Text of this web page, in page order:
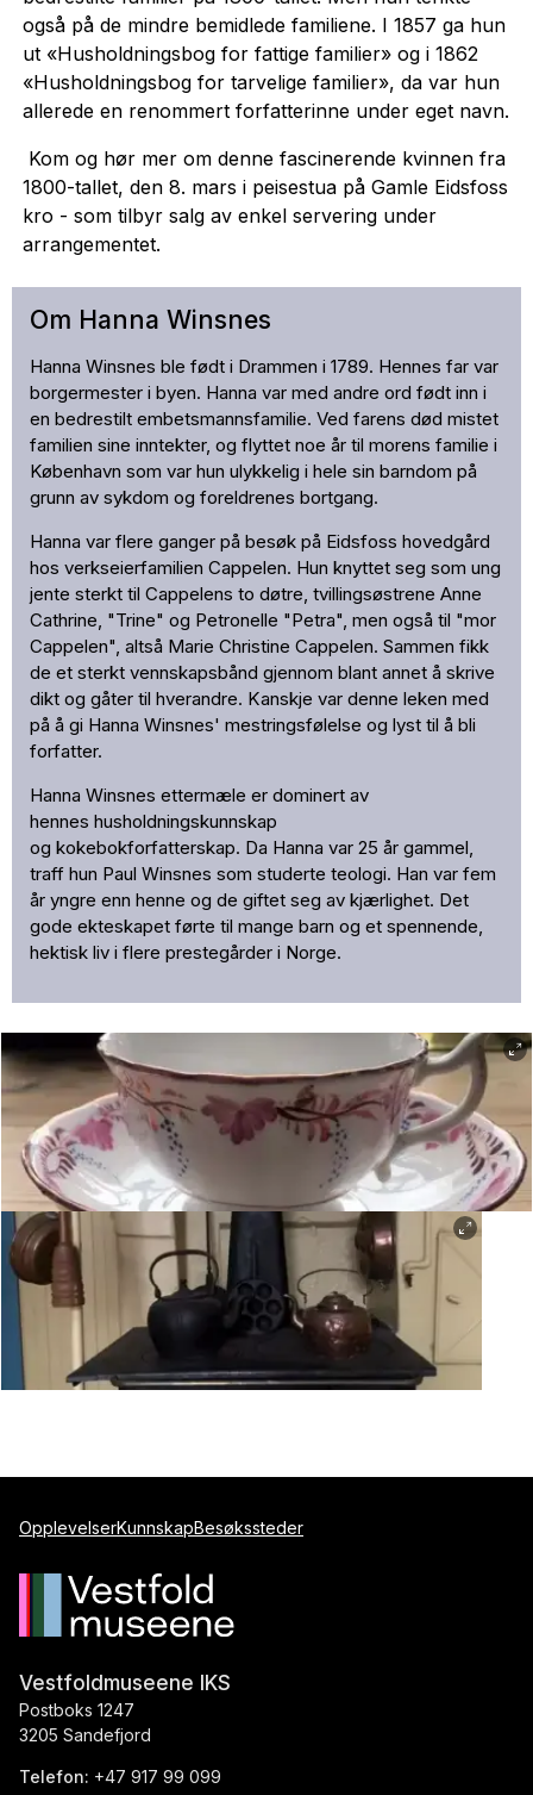
også på de mindre bemidlede familiene. I 1857 ga hun
ut «Husholdningsbog for fattige familier» og i 1862
«Husholdningsbog for tarvelige familier», da var hun
allerede en renommert forfatterinne under eget navn.
Kom og hør mer om denne fascinerende kvinnen fra
1800-tallet, den 8. mars i peisestua på Gamle Eidsfoss
kro - som tilbyr salg av enkel servering under
arrangementet.
Om Hanna Winsnes
Hanna Winsnes ble født i Drammen i 1789. Hennes far var
borgermester i byen. Hanna var med andre ord født inn i
en bedrestilt embetsmannsfamilie. Ved farens død mistet
familien sine inntekter, og flyttet noe år til morens familie i
København som var hun ulykkelig i hele sin barndom på
grunn av sykdom og foreldrenes bortgang.
Hanna var flere ganger på besøk på Eidsfoss hovedgård
hos verkseierfamilien Cappelen. Hun knyttet seg som ung
jente sterkt til Cappelens to døtre, tvillingsøstrene Anne
Cathrine, "Trine" og Petronelle "Petra", men også til "mor
Cappelen", altså Marie Christine Cappelen. Sammen fikk
de et sterkt vennskapsbånd gjennom blant annet å skrive
dikt og gåter til hverandre. Kanskje var denne leken med
på å gi Hanna Winsnes' mestringsfølelse og lyst til å bli
forfatter.
Hanna Winsnes ettermæle er dominert av
hennes husholdningskunnskap
og kokebokforfatterskap. Da Hanna var 25 år gammel,
traff hun Paul Winsnes som studerte teologi. Han var fem
år yngre enn henne og de giftet seg av kjærlighet. Det
gode ekteskapet førte til mange barn og et spennende,
hektisk liv i flere prestegårder i Norge.
OpplevelserKunnskapBesøkssteder
Vestfoldmuseene IKS
Postboks 1247
3205 Sandefjord
Telefon: +47 917 99 099